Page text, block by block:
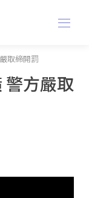
取締開罰
警方嚴取